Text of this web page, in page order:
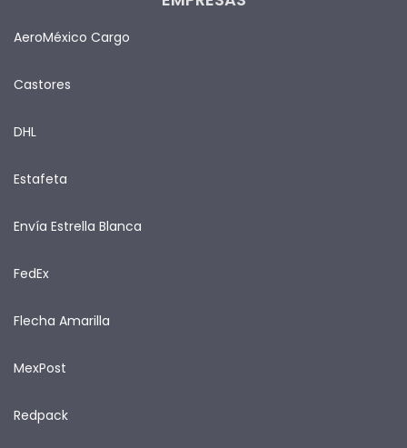
AeroMéxico Cargo
Castores
DHL
Estafeta
Envía Estrella Blanca
FedEx
Flecha Amarilla
MexPost
Redpack